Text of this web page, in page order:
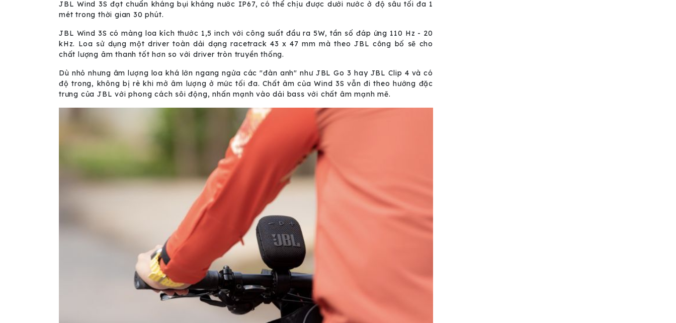
JBL Wind 3S đạt chuẩn kháng bụi kháng nước IP67, có thể chịu được dưới nước ở độ sâu tối đa 1
mét trong thời gian 30 phút.
JBL Wind 3S có màng loa kích thước 1,5 inch với công suất đầu ra 5W, tần số đáp ứng 110 Hz - 20
kHz. Loa sử dụng một driver toàn dải dạng racetrack 43 x 47 mm mà theo JBL công bố sẽ cho
chất lượng âm thanh tốt hơn so với driver tròn truyền thống.
Dù nhỏ nhưng âm lượng loa khá lớn ngang ngửa các "đàn anh" như JBL Go 3 hay JBL Clip 4 và có
độ trong, không bị rè khi mở âm lượng ở mức tối đa. Chất âm của Wind 3S vẫn đi theo hướng đặc
trưng của JBL với phong cách sôi động, nhấn mạnh vào dải bass với chất âm mạnh mẽ.